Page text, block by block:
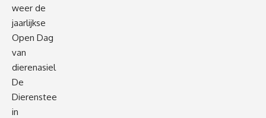
weer de
jaarlijkse
Open Dag
van
dierenasiel
De
Dierenstee
in